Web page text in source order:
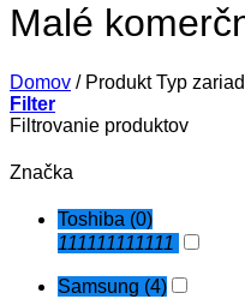
Malé
Domov /Produkt Typ
Filter
Filtrovanie produktov
Značka
Toshiba (0)
111111111111
Samsung (4)